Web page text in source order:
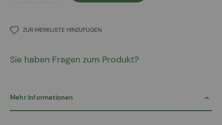
ZUR MERKLISTE HINZUFÜGEN
Sie haben Fragen zum Produkt?
Mehr Informationen